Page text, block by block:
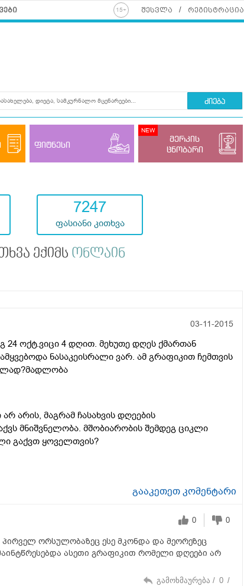
შესვლა რეგისტრაცია
ძიება
ფიტნესი
მერკის
ცნობარი
7247
ფასიანი კითხვა
ექიმს ონლაინ
03-11-2015
24 ოქტ.ვიცი 4 დღით. მეხუთე დღეს ქმართან
ნასაკეისრალი ვარ. ამ გრაფიკით ჩემთვის
არის, მაგრამ ჩასახვის დღეების
მნიშვნელობა. მშობიარობის შემდეგ ციკლი
გაქვთ ყოველთვის?
გააკეთეთ კომენტარი
0 0
ორსულობაზეც ესე მკონდა და მეორეზეც
ასეთი გრაფიკით რომელი დღეები არ
გამოხმაურება / 0 /